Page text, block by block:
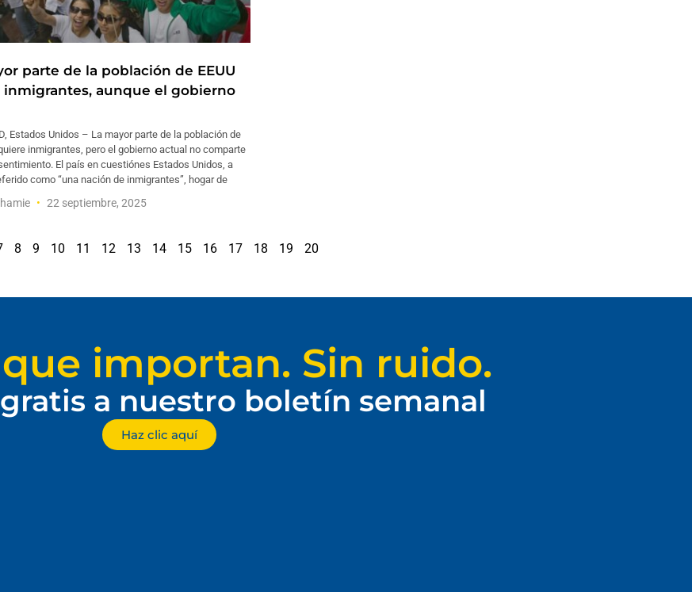
parte de la población de EEUU
inmigrantes, aunque el gobierno
Estados Unidos – La mayor parte de la población de
inmigrantes, pero el gobierno actual no comparte
El país en cuestiónes Estados Unidos, a
como “una nación de inmigrantes”, hogar de
22 septiembre, 2025
8 9 10 11 12 13 14 15 16 17 18 19 20
importan. Sin ruido.
a nuestro boletín semanal
Haz clic aquí